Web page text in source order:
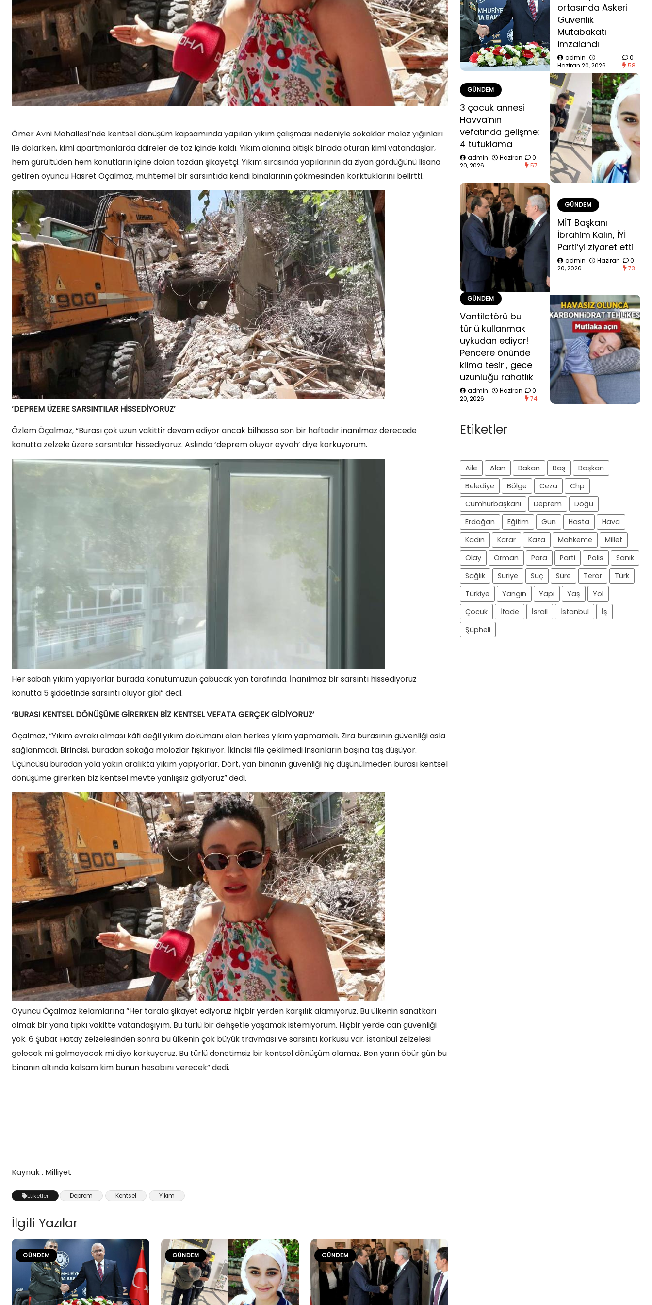
Ömer Avni Mahallesi’nde kentsel dönüşüm kapsamında yapılan yıkım çalışması nedeniyle sokaklar moloz yığınları
ile dolarken, kimi apartmanlarda daireler de toz içinde kaldı. Yıkım alanına bitişik binada oturan kimi vatandaşlar,
hem gürültüden hem konutların içine dolan tozdan şikayetçi. Yıkım sırasında yapılarının da ziyan gördüğünü lisana
getiren oyuncu Hasret Öçalmaz, muhtemel bir sarsıntıda kendi binalarının çökmesinden korktuklarını belirtti.
‘DEPREM ÜZERE SARSINTILAR HİSSEDİYORUZ’
Özlem Öçalmaz, “Burası çok uzun vakittir devam ediyor ancak bilhassa son bir haftadır inanılmaz derecede
konutta zelzele üzere sarsıntılar hissediyoruz. Aslında ‘deprem oluyor eyvah’ diye korkuyorum.
Her sabah yıkım yapıyorlar burada konutumuzun çabucak yan tarafında. İnanılmaz bir sarsıntı hissediyoruz
konutta 5 şiddetinde sarsıntı oluyor gibi” dedi.
‘BURASI KENTSEL DÖNÜŞÜME GİRERKEN BİZ KENTSEL VEFATA GERÇEK GİDİYORUZ’
Öçalmaz, “Yıkım evrakı olması kâfi değil yıkım dokümanı olan herkes yıkım yapmamalı. Zira burasının güvenliği asla
sağlanmadı. Birincisi, buradan sokağa molozlar fışkırıyor. İkincisi file çekilmedi insanların başına taş düşüyor.
Üçüncüsü buradan yola yakın aralıkta yıkım yapıyorlar. Dört, yan binanın güvenliği hiç düşünülmeden burası kentsel
dönüşüme girerken biz kentsel mevte yanlışsız gidiyoruz” dedi.
Oyuncu Öçalmaz kelamlarına “Her tarafa şikayet ediyoruz hiçbir yerden karşılık alamıyoruz. Bu ülkenin sanatkarı
olmak bir yana tıpkı vakitte vatandaşıyım. Bu türlü bir dehşetle yaşamak istemiyorum. Hiçbir yerde can güvenliği
yok. 6 Şubat Hatay zelzelesinden sonra bu ülkenin çok büyük travması ve sarsıntı korkusu var. İstanbul zelzelesi
gelecek mi gelmeyecek mi diye korkuyoruz. Bu türlü denetimsiz bir kentsel dönüşüm olamaz. Ben yarın öbür gün bu
binanın altında kalsam kim bunun hesabını verecek” dedi.
Kaynak : Milliyet
Etiketler Deprem Kentsel Yıkım
İlgili Yazılar
GÜNDEM GÜNDEM GÜNDEM
ortasında Askeri
Güvenlik
Mutabakatı
imzalandı
admin
Haziran 20, 2026
0
58
GÜNDEM
3 çocuk annesi
Havva’nın
vefatında gelişme:
4 tutuklama
admin
Haziran
20, 2026
0
57
GÜNDEM
MİT Başkanı
İbrahim Kalın, İYİ
Parti’yi ziyaret etti
admin
Haziran
20, 2026
0
73
GÜNDEM
Vantilatörü bu
türlü kullanmak
uykudan ediyor!
Pencere önünde
klima tesiri, gece
uzunluğu rahatlık
admin
Haziran
20, 2026
0
74
Etiketler
Aile Alan Bakan Baş
Başkan
Belediye
Bölge Ceza
Chp
Cumhurbaşkanı
Deprem
Doğu
Erdoğan
Eğitim Gün Hasta
Hava
Kadın
Karar Kaza Mahkeme
Millet
Olay
Orman Para Parti Polis
Sanık
Sağlık
Suriye Suç Süre Terör
Türk
Türkiye
Yangın Yapı Yaş
Yol
Çocuk
İfade İsrail İstanbul
İş
Şüpheli